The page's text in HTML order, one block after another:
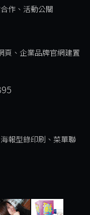
作、活動公關
頁、企業品牌官網建置
報型錄印刷、菜單聯